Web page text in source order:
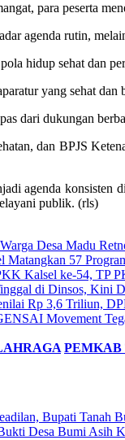
para peserta
agenda rutin,
hidup sehat dan
yang sehat
dari dukungan
dan BPJS
agenda
publik. (rls)
Desa Madu
57
Kalsel ke-54, TP
di Dinsos, Kini
Rp 3,6 Triliun,
Movement
PEMKAB
Bupati Tanah
Desa Bumi Asih